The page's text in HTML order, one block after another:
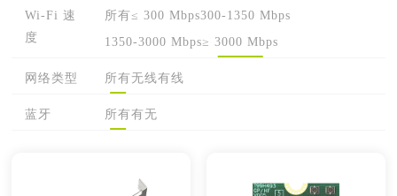
Wi-Fi 速
度
所有≤ 300 Mbps300-1350 Mbps
1350-3000 Mbps≥ 3000 Mbps
网络类型 所有 无线有线
蓝牙 所有有 无